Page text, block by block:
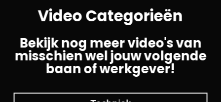
Video Categorieën
Bekijk nog meer video's van
misschien wel jouw volgende
baan of werkgever!